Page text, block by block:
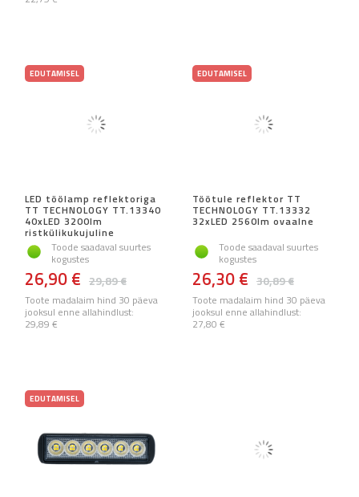
EDUTAMISEL
LED töölamp reflektoriga
TT TECHNOLOGY TT.13340
40xLED 3200lm
ristkülikukujuline
Toode saadaval suurtes
kogustes
29,89 €
26,90 €
Toote madalaim hind 30 päeva
jooksul enne allahindlust:
29,89 €
EDUTAMISEL
Töötule reflektor TT
TECHNOLOGY TT.13332
32xLED 2560lm ovaalne
Toode saadaval suurtes
kogustes
30,89 €
26,30 €
Toote madalaim hind 30 päeva
jooksul enne allahindlust:
27,80 €
EDUTAMISEL